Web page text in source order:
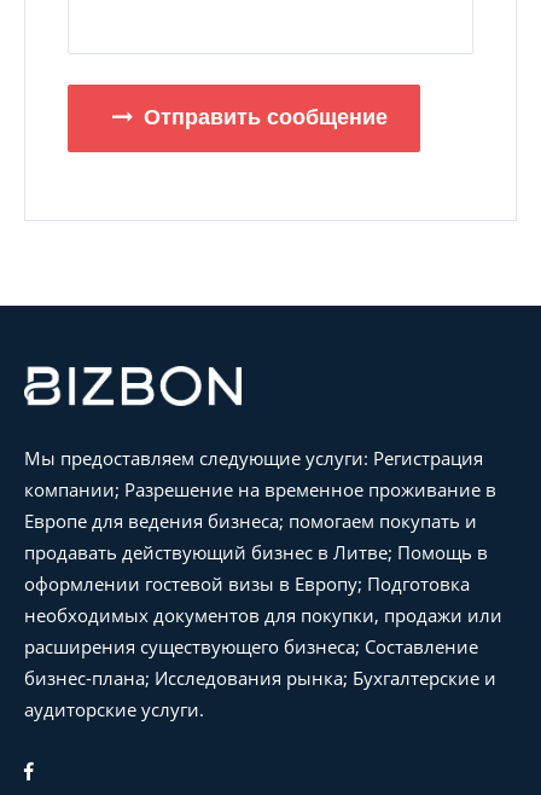
Отправить сообщение
Мы предоставляем следующие услуги: Регистрация
компании; Разрешение на временное проживание в
Европе для ведения бизнеса; помогаем покупать и
продавать действующий бизнес в Литве; Помощь в
оформлении гостевой визы в Европу; Подготовка
необходимых документов для покупки, продажи или
расширения существующего бизнеса; Составление
бизнес-плана; Исследования рынка; Бухгалтерские и
аудиторские услуги.